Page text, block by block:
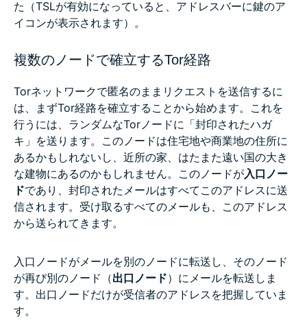
た（TSLが有効になっていると、アドレスバーに鍵のア
イコンが表示されます）。
複数のノードで確立するTor経路
Torネットワークで匿名のままリクエストを送信するに
は、まずTor経路を確立することから始めます。これを
行うには、ランダムなTorノードに「封印されたハガ
キ」を送ります。このノードは住宅地や商業地の住所に
あるかもしれないし、近所の家、はたまた遠い国の大き
な建物にあるのかもしれません。このノードが入口ノー
ドであり、封印されたメールはすべてこのアドレスに送
信されます。受け取るすべてのメールも、このアドレス
から送られてきます。
入口ノードがメールを別のノードに転送し、そのノード
が再び別のノード（出口ノード）にメールを転送しま
す。出口ノードだけが受信者のアドレスを把握していま
す。